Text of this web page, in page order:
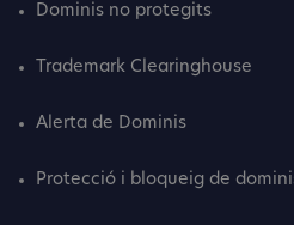
Dominis no protegits
Trademark Clearinghouse
Alerta de Dominis
Protecció i bloqueig de